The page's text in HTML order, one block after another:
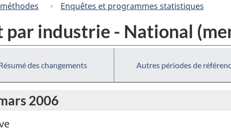
Enquêtes et programmes statistiques
industrie - National
des changements Autres périodes de
2006